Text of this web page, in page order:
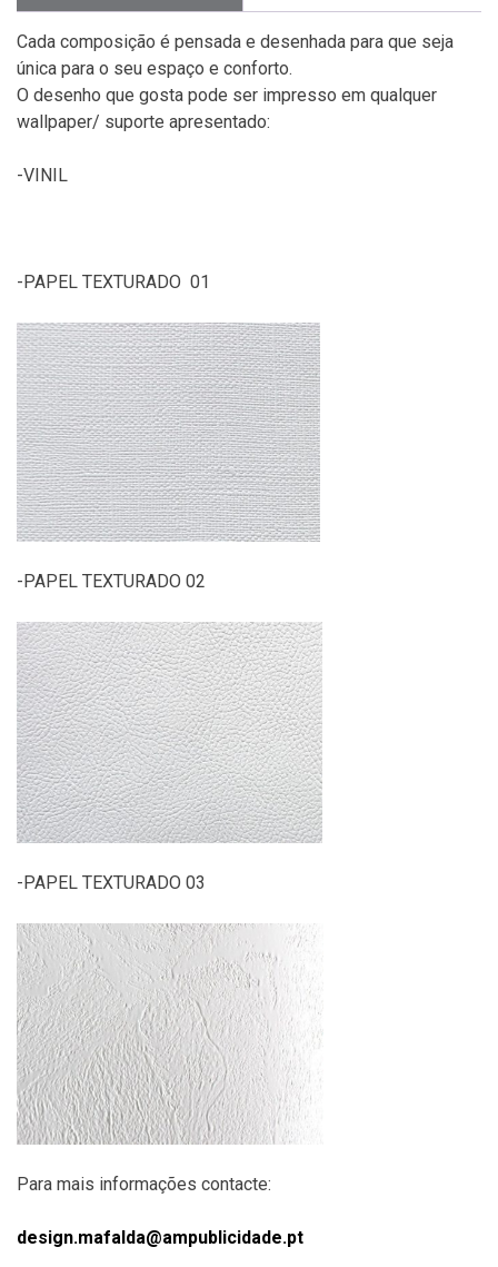
Cada composição é pensada e desenhada para que seja
única para o seu espaço e conforto.
O desenho que gosta pode ser impresso em qualquer
wallpaper/ suporte apresentado:
-VINIL
-PAPEL TEXTURADO 01
-PAPEL TEXTURADO 02
-PAPEL TEXTURADO 03
Para mais informações contacte:
design.mafalda@ampublicidade.pt